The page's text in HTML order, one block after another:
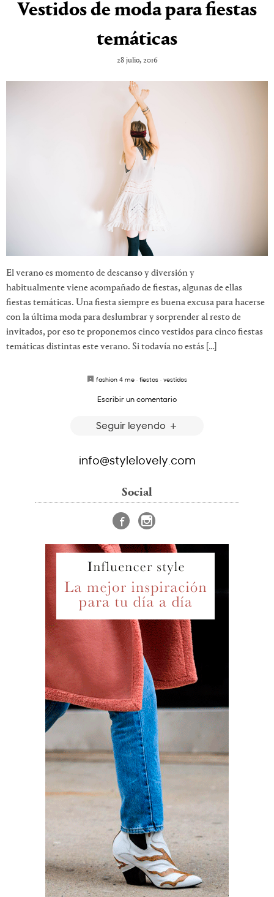
Vestidos de moda para fiestas
temáticas
28 julio, 2016
El verano es momento de descanso y diversión y
habitualmente viene acompañado de fiestas, algunas de ellas
fiestas temáticas. Una fiesta siempre es buena excusa para hacerse
con la última moda para deslumbrar y sorprender al resto de
invitados, por eso te proponemos cinco vestidos para cinco fiestas
temáticas distintas este verano. Si todavía no estás […]
fashion 4 me · fiestas · vestidos
Escribir un comentario
Seguir leyendo
info@stylelovely.com
Social